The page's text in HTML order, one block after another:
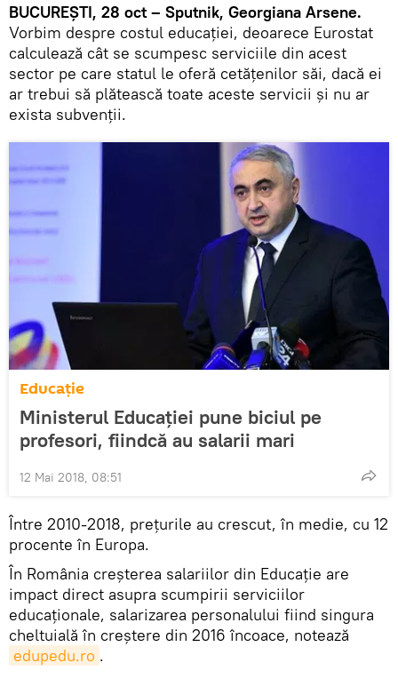
BUCUREȘTI, 28 oct – Sputnik, Georgiana Arsene.
Vorbim despre costul educației, deoarece Eurostat
calculează cât se scumpesc serviciile din acest
sector pe care statul le oferă cetățenilor săi, dacă ei
ar trebui să plătească toate aceste servicii și nu ar
exista subvenții.
Educație
Ministerul Educației pune biciul pe
profesori, fiindcă au salarii mari
12 Mai 2018, 08:51
Între 2010-2018, prețurile au crescut, în medie, cu 12
procente în Europa.
În România creșterea salariilor din Educație are
impact direct asupra scumpirii serviciilor
educaționale, salarizarea personalului fiind singura
cheltuială în creștere din 2016 încoace, notează
edupedu.ro .